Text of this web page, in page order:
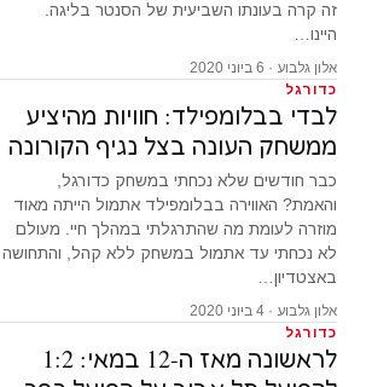
זה קרה בעונתו השביעית של הסנטר בליגה.
היינו…
אלון גלבוע · 6 ביוני 2020
כדורגל
לבדי בבלומפילד: חוויות מהיציע
ממשחק העונה בצל נגיף הקורונה
כבר חודשים שלא נכחתי במשחק כדורגל,
והאמת? האווירה בבלומפילד אתמול הייתה מאוד
מוזרה לעומת מה שהתרגלתי במהלך חיי. מעולם
לא נכחתי עד אתמול במשחק ללא קהל, והתחושה
באצטדיון…
אלון גלבוע · 4 ביוני 2020
כדורגל
לראשונה מאז ה-12 במאי: 1:2